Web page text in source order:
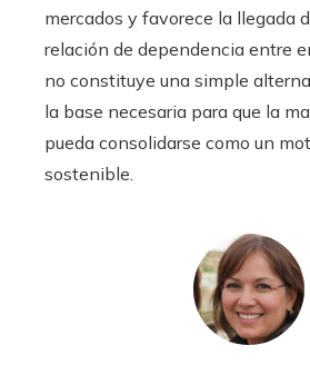
mercados y favorece la llegada
relación de dependencia entre
no constituye una simple
la base necesaria para que la
pueda consolidarse como un
sostenible.